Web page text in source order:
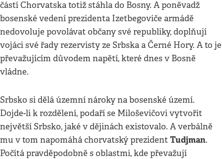
částí Chorvatska totiž stáhla do Bosny. A poněvadž
bosenské vedení prezidenta Izetbegoviče armádě
nedovoluje povolávat občany své republiky, doplňují
vojáci své řady rezervisty ze Srbska a Černé Hory. A to je
převažujícím důvodem napětí, které dnes v Bosně
vládne.
Srbsko si dělá územní nároky na bosenské území.
Dojde-li k rozdělení, podaří se Miloševičovi vytvořit
největší Srbsko, jaké v dějinách existovalo. A verbálně
mu v tom napomáhá chorvatský prezidentTudjman.
Počítá pravděpodobně s oblastmi, kde převažují